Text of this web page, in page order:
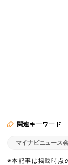
関連キーワード
マイナビニュース
※本記事は掲載時点